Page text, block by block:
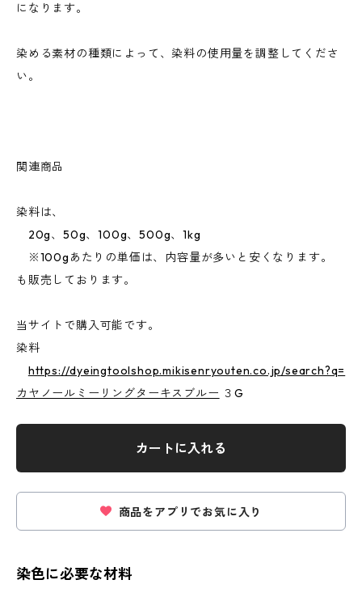
になります。
染める素材の種類によって、染料の使用量を調整してくださ
い。
関連商品
染料は、
20g、50g、100g、500g、1kg
※100gあたりの単価は、内容量が多いと安くなります。
も販売しております。
当サイトで購入可能です。
染料
https://dyeingtoolshop.mikisenryouten.co.jp/search?q=
カヤノールミーリングターキスブルー ３G
カートに入れる
商品をアプリでお気に入り
染色に必要な材料